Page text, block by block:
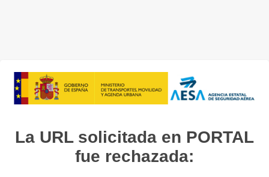
La URL solicitada en PORTAL
fue rechazada: